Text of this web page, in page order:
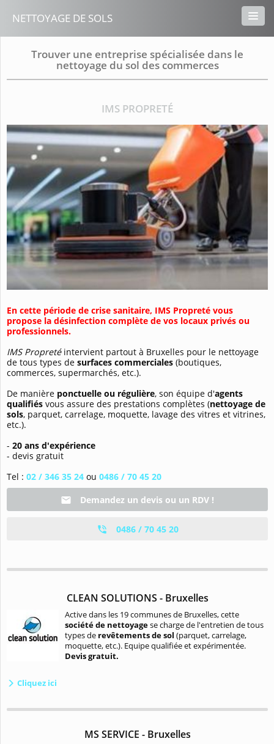
NETTOYAGE DE SOLS
Trouver une entreprise spécialisée dans le
nettoyage du sol des commerces
IMS PROPRETÉ
En cette période de crise sanitaire, IMS Propreté vous
propose la désinfection complète de vos locaux privés ou
professionnels.
IMS Propreté intervient partout à Bruxelles pour le nettoyage
de tous types de surfaces commerciales (boutiques,
commerces, supermarchés, etc.).
De manière ponctuelle ou régulière, son équipe d'agents
qualifiés vous assure des prestations complètes (nettoyage de
sols, parquet, carrelage, moquette, lavage des vitres et vitrines,
etc.).
- 20 ans d'expérience
- devis gratuit
Tel : 02 / 346 35 24 ou 0486 / 70 45 20
Demandez un devis ou un RDV !
0486 / 70 45 20
CLEAN SOLUTIONS - Bruxelles
Active dans les 19 communes de Bruxelles, cette
société de nettoyagese charge de l'entretien de tous
types de revêtements de sol (parquet, carrelage,
moquette, etc.). Equipe qualifiée et expérimentée.
Devis gratuit.
Cliquez ici
MS SERVICE - Bruxelles